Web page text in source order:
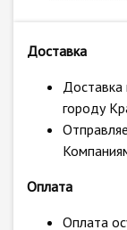
Доставка
Доставка
городу
Оплата
Оплата